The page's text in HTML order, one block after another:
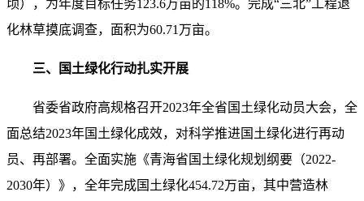
顷），为年度目标任务123.6万亩的118%。完成“三北”工程退
化林草摸底调查，面积为60.71万亩。
三、国土绿化行动扎实开展
省委省政府高规格召开2023年全省国土绿化动员大会，全
面总结2023年国土绿化成效，对科学推进国土绿化进行再动
员、再部署。全面实施《青海省国土绿化规划纲要（2022-
2030年）》，全年完成国土绿化454.72万亩，其中营造林